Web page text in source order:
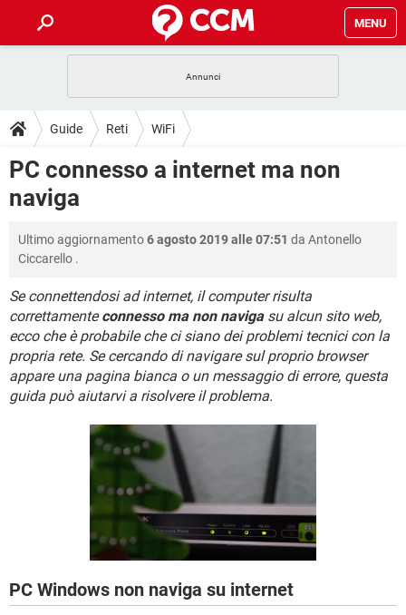
MENU
INTRATTENIMENTO
iOS WINDOWS 10
INSTAGRAM
HARDWARE
GUIDE
COVID-19
INTRATTENIMENTO ANDROID
INSTAGRAM WHATSAPP
HARDWARE
DOWNLOAD
COVID-19
iOS
INSTAGRAM WHATSAPP
TIKTOK FACEBOOK
HARDWARE
FORUM
COVID-19 GAMING
iOS WINDOWS 10
INSTAGRAM WHATSAPP
TIKTOK FACEBOOK
HARDWARE
GLOSSARIO
COVID-19 GAMING
INTRATTENIMENTO ANDROID
iOS WINDOWS 10
INSTAGRAM WHATSAPP
Guide Reti WiFi
PC connesso a internet ma non
naviga
Ultimo aggiornamento6 agosto 2019 alle 07:51 da Antonello
Ciccarello .
Se connettendosi ad internet, il computer risulta
correttamenteconnesso ma non navigasu alcun sito web,
ecco che è probabile che ci siano dei problemi tecnici con la
propria rete. Se cercando di navigare sul proprio browser
appare una pagina bianca o un messaggio di errore, questa
guida può aiutarvi a risolvere il problema.
PC Windows non naviga su internet